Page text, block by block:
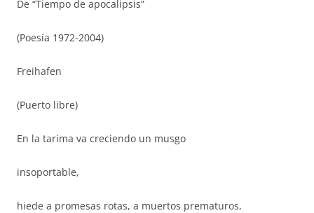
De “Tiempo de apocalipsis”
(Poesía 1972-2004)
Freihafen
(Puerto libre)
En la tarima va creciendo un musgo
insoportable,
hiede a promesas rotas, a muertos prematuros,